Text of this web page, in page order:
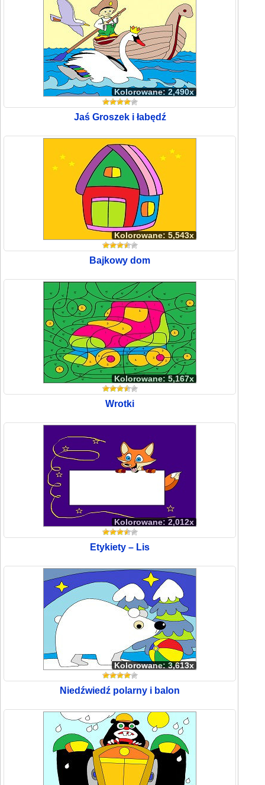
Kolorowane: 2,490x
Jaś Groszek i łabędź
Kolorowane: 5,543x
Bajkowy dom
Kolorowane: 5,167x
Wrotki
Kolorowane: 2,012x
Etykiety – Lis
Kolorowane: 3,613x
Niedźwiedź polarny i balon